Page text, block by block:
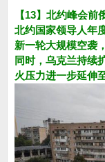
【13】北约峰会
北约国家领导人年
新一轮大规模空袭
同时，乌克兰持续
火压力进一步延伸